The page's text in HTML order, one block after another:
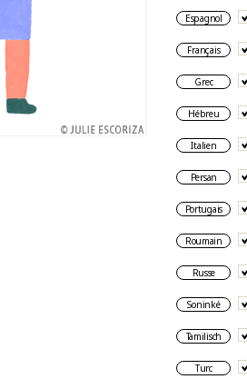
Espagnol
Français
Grec
Hébreu
Italien
Persan
Portugais
Roumain
Russe
Soninké
Tamilisch
Turc